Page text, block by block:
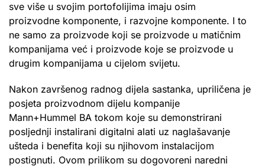
sve više u svojim portofolijima imaju osim
proizvodne komponente, i razvojne komponente. I to
ne samo za proizvode koji se proizvode u matičnim
kompanijama već i proizvode koje se proizvode u
drugim kompanijama u cijelom svijetu.
Nakon završenog radnog dijela sastanka, upriličena je
posjeta proizvodnom dijelu kompanije
Mann+Hummel BA tokom koje su demonstrirani
posljednji instalirani digitalni alati uz naglašavanje
ušteda i benefita koji su njihovom instalacijom
postignuti. Ovom prilikom su dogovoreni naredni